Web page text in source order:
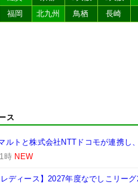
福岡 北九州 鳥栖 長崎
ス
ルトと株式会社NTTドコモが連携し
時 NEW
レディース】2027年度なでしこリー